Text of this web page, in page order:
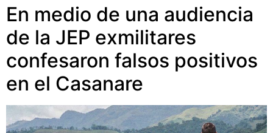
En medio de una audiencia
de la JEP exmilitares
confesaron falsos positivos
en el Casanare